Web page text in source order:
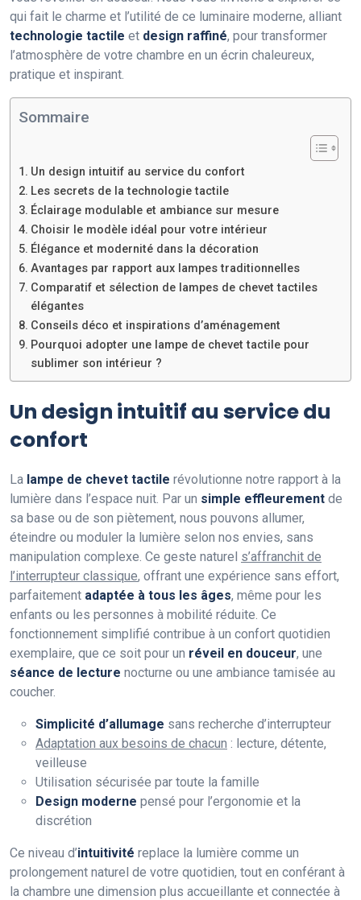
qui fait le charme et l’utilité de ce luminaire moderne, alliant
technologie tactile et design raffiné, pour transformer
l’atmosphère de votre chambre en un écrin chaleureux,
pratique et inspirant.
Sommaire
Un design intuitif au service du confort
Les secrets de la technologie tactile
Éclairage modulable et ambiance sur mesure
Choisir le modèle idéal pour votre intérieur
Élégance et modernité dans la décoration
Avantages par rapport aux lampes traditionnelles
Comparatif et sélection de lampes de chevet tactiles
élégantes
Conseils déco et inspirations d’aménagement
Pourquoi adopter une lampe de chevet tactile pour
sublimer son intérieur ?
Un design intuitif au service du
confort
La lampe de chevet tactile révolutionne notre rapport à la
lumière dans l’espace nuit. Par un simple effleurement de
sa base ou de son piètement, nous pouvons allumer,
éteindre ou moduler la lumière selon nos envies, sans
manipulation complexe. Ce geste naturel s’affranchit de
l’interrupteur classique, offrant une expérience sans effort,
parfaitement adaptée à tous les âges, même pour les
enfants ou les personnes à mobilité réduite. Ce
fonctionnement simplifié contribue à un confort quotidien
exemplaire, que ce soit pour un réveil en douceur, une
séance de lecture nocturne ou une ambiance tamisée au
coucher.
Simplicité d’allumage sans recherche d’interrupteur
Adaptation aux besoins de chacun : lecture, détente,
veilleuse
Utilisation sécurisée par toute la famille
Design moderne pensé pour l’ergonomie et la
discrétion
Ce niveau d’intuitivité replace la lumière comme un
prolongement naturel de votre quotidien, tout en conférant à
la chambre une dimension plus accueillante et connectée à